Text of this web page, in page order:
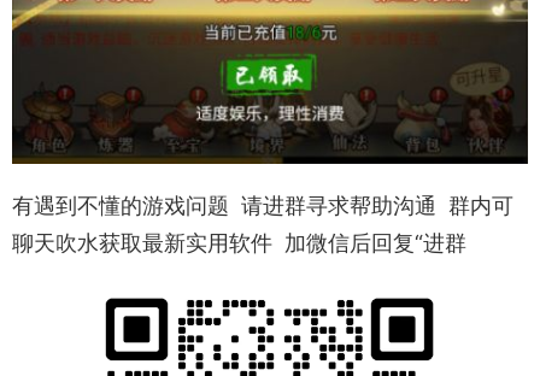
有遇到不懂的游戏问题 请进群寻求帮助沟通 群内可
聊天吹水获取最新实用软件 加微信后回复“进群